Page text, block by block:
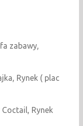
zabawy,
Rynek ( plac
Rynek